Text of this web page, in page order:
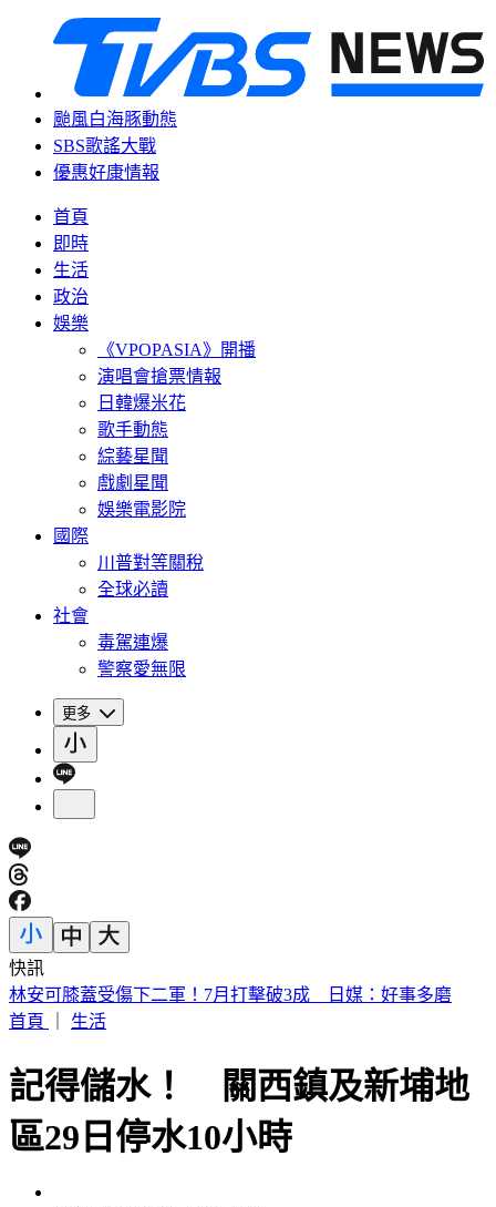
颱風白海豚動態
SBS歌謠大戰
優惠好康情報
首頁
即時
生活
政治
娛樂
《VPOPASIA》開播
演唱會搶票情報
日韓爆米花
歌手動態
綜藝星聞
戲劇星聞
娛樂電影院
國際
川普對等關稅
全球必讀
社會
毒駕連爆
警察愛無限
更多
快訊
19歲女大生「父親節提嬰屍報案」 涉殺人罪遭聲押
首頁
生活
記得儲水！ 關西鎮及新埔地
區29日停水10小時